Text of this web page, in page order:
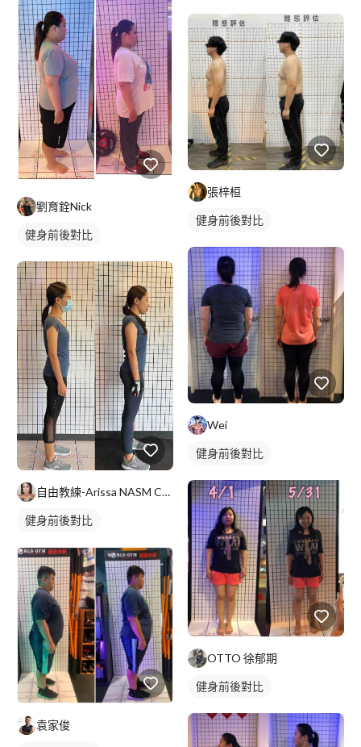
劉育銓Nick
健身前後對比
自由教練-Arissa NASM CES證照
健身前後對比
袁家俊
張梓桓
健身前後對比
Wei
健身前後對比
OTTO 徐郁期
健身前後對比